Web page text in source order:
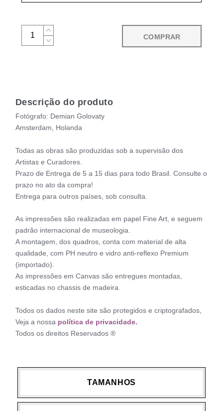
COMPRAR
Descrição do produto
Fotógrafo: Demian Golovaty
Amsterdam, Holanda
Todas as obras são produzidas sob a supervisão dos
Artistas e Curadores.
Prazo de Entrega de 5 a 15 dias para todo Brasil. Consulte o
prazo no ato da compra!
Entrega para outros países, sob consulta.
As impressões são realizadas em papel Fine Art, e seguem
padrão internacional de museologia.
A montagem, dos quadros, conta com material de alta
qualidade, com PH neutro e vidro anti-reflexo Premium
(importado).
As impressões em Canvas são entregues montadas,
esticadas no chassis de madeira.
Todos os dados neste site são protegidos e criptografados,
Veja a nossa política de privacidade.
Todos os direitos Reservados ®
TAMANHOS